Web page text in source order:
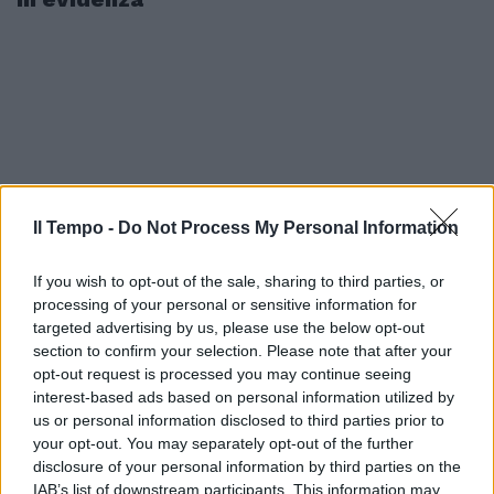
Il Tempo - Do Not Process My Personal Information
If you wish to opt-out of the sale, sharing to third parties, or
processing of your personal or sensitive information for
targeted advertising by us, please use the below opt-out
section to confirm your selection. Please note that after your
opt-out request is processed you may continue seeing
interest-based ads based on personal information utilized by
us or personal information disclosed to third parties prior to
your opt-out. You may separately opt-out of the further
disclosure of your personal information by third parties on the
IAB’s list of downstream participants. This information may